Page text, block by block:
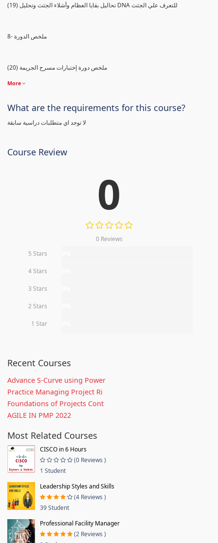
(19) تحاليل بقايا العظام وأشلاء الجثث وتحليل DNA للتعرف علي الجثث
8- ملخص الدورة
(20) ملخص دورة إختبارات مسرح الجريمة
More
What are the requirements for this course?
لا توجد اي متطلبات دراسية سابقة
Course Review
0
0 Reviews
5 Stars
4 Stars
3 Stars
2 Stars
1 Star
Recent Courses
Advance S-Curve using Power
Practice Managing Project Ri
Foundations of Projects Cont
AGILE IN PMP 2022
Most Related Courses
CISCO in 6 Hours
(0 Reviews )
1 Student
Leadership Styles and Skills
(4 Reviews )
39 Student
Professional Facility Manager
(2 Reviews )